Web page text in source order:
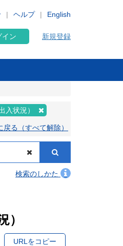
English
ヘルプ
イン 新規登録
入状況）
る（すべて解除）
検索のしかた
）
URLをコピー